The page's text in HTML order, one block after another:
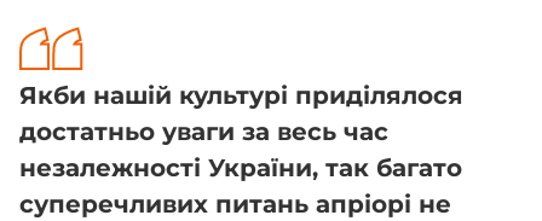
Якби нашій культурі приділялося
достатньо уваги за весь час
незалежності України, так багато
суперечливих питань апріорі не